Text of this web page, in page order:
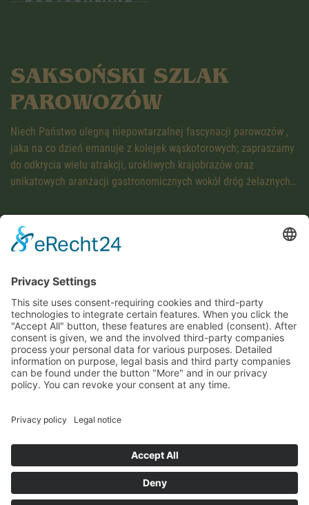
SAKSOŃSKI SZLAK
PAROWOZÓW
Niech Państwo ulegną niepowtarzalnej fascynacji parowozów ,
jaka na co dzień emanuje z kolejek wąskotorowych; zapraszamy
do odkrycia wielu atrakcji, urokliwych krajobrazów oraz
unikatowych aranżacji gastronomicznych wokół dróg żelaznych…
Ta inicjatywa współfinansowana jest ze środków
podatkowych na podstawie potwierdzonego przez
parlamentarzystów Landtagu Saksońskiego budżetu.
This site uses consent-requiring cookies and third-party
technologies to integrate certain features. When you click the
"Accept All" button, these features are enabled (consent).
After consent is given, we and the involved third-party
companies process your personal data for various purposes.
companies can be found under the button "More" and in our
DENY ACCEPT MORE